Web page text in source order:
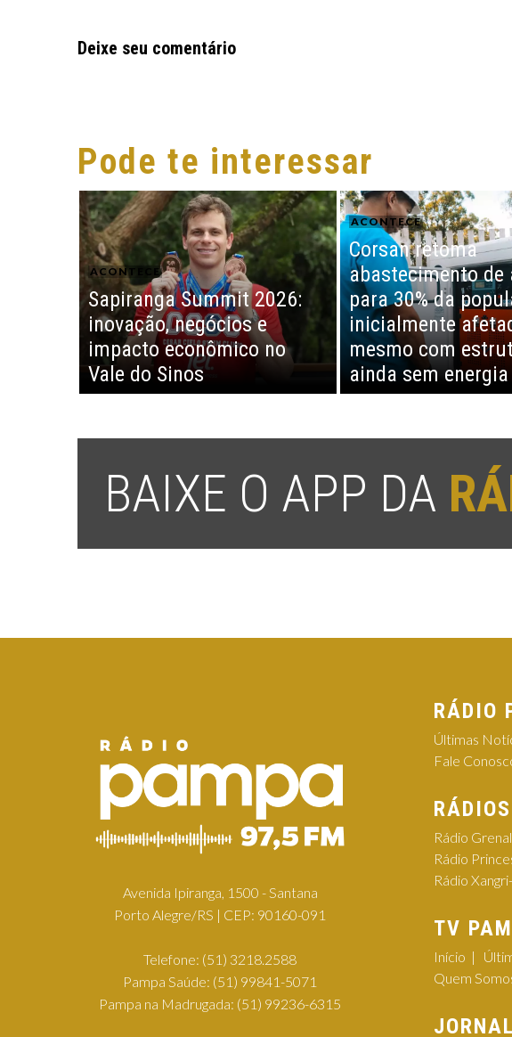
Deixe seu comentário
Pode te interessar
ACONTECE
Sapiranga Summit 2026:
inovação, negócios e
impacto econômico no
Vale do Sinos
ACONTECE
Corsan retoma
abastecimento de
para 30% da
inicialmente
mesmo com
ainda sem energia
BAIXE O APP DA
Avenida Ipiranga, 1500 - Santana
Porto Alegre/RS | CEP: 90160-091
Telefone: (51) 3218.2588
Pampa Saúde: (51) 99841-5071
Pampa na Madrugada: (51) 99236-6315
RÁDIO
Últimas
Fale
RÁDIOS
Rádio Grenal
Rádio
Rádio
TV
Início
Quem